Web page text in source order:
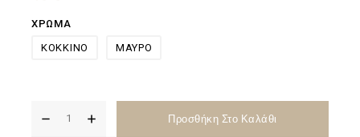
ΧΡΩΜΑ
ΚΟΚΚΙΝΟ
ΜΑΥΡΟ
Προσθήκη Στο Καλάθι